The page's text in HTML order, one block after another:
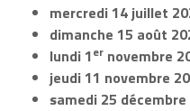
mercredi 14 juillet
dimanche 15 août
lundi 1er novembre
jeudi 11 novembre
samedi 25